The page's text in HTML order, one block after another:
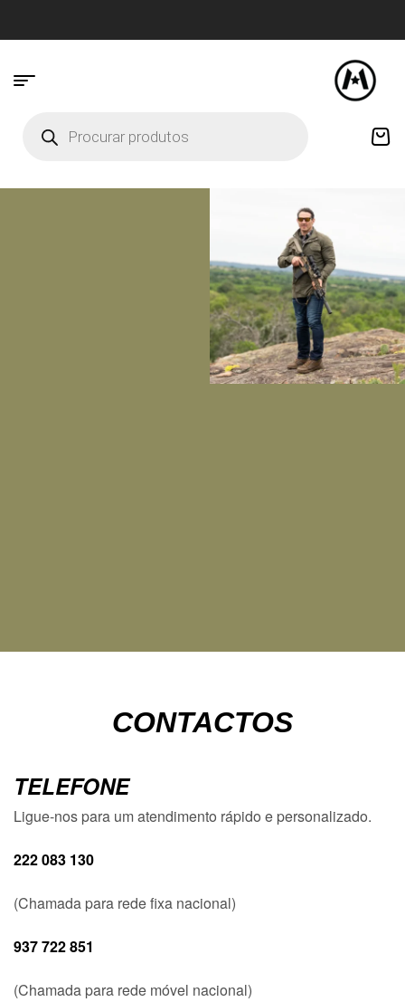
CONTACTOS
TELEFONE
Ligue-nos para um atendimento rápido e personalizado.
222 083 130
(Chamada para rede fixa nacional)
937 722 851
(Chamada para rede móvel nacional)